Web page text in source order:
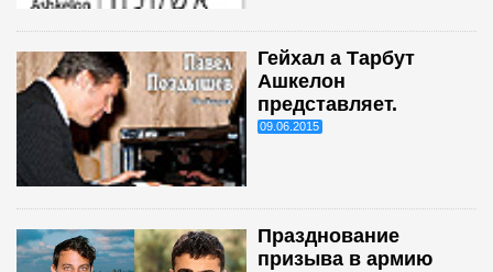
Гейхал а Тарбут
Ашкелон
представляет.
09.06.2015
Празднование
призыва в армию